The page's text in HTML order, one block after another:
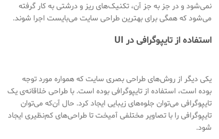
نمی‌شود و در جز به جز آن، تکنیک‌های ریز و درشتی به کار گرفته
می‌شود که همگی برای بهترین طراحی سایت می‌بایست اجرا شوند.
استفاده از تایپوگرافی در UI
یکی دیگر از روش‌های طراحی بصری سایت که همواره مورد توجه
بوده است، استفاده از تایپوگرافی بوده است. با طراحی خلاقانه‌ی یک
تایپوگرافی می‌توان جلوه‌های زیبایی ایجاد کرد. حال آن‌که می‌توان
تایپوگرافی را با تصاویر مختلفی آمیخت تا طراحی‌های کم‌نظیری ایجاد
شود.